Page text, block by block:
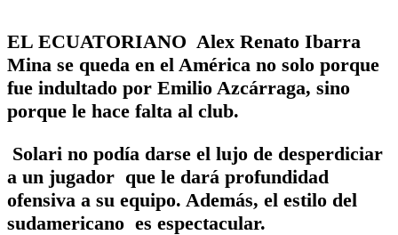
EL ECUATORIANO Alex Renato Ibarra
Mina se queda en el América no solo porque
fue indultado por Emilio Azcárraga, sino
porque le hace falta al club.
Solari no podía darse el lujo de desperdiciar
a un jugador que le dará profundidad
ofensiva a su equipo. Además, el estilo del
sudamericano es espectacular.